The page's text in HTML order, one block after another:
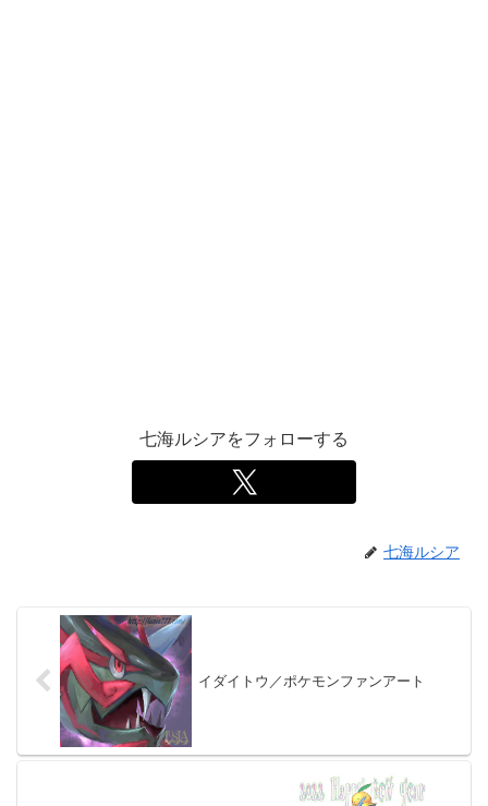
七海ルシアをフォローする
七海ルシア
イダイトウ／ポケモンファンアート